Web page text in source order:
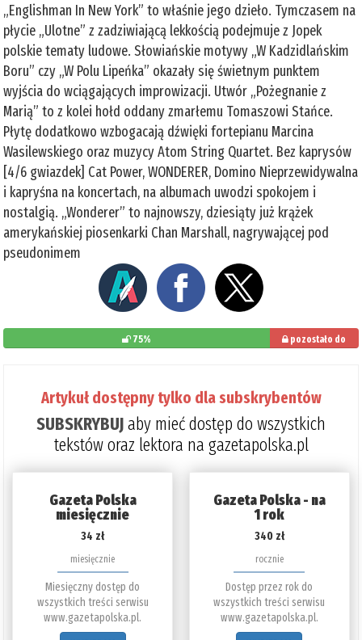
„Englishman In New York” to właśnie jego dzieło. Tymczasem na
płycie „Ulotne” z zadziwiającą lekkością podejmuje z Jopek
polskie tematy ludowe. Słowiańskie motywy „W Kadzidlańskim
Boru” czy „W Polu Lipeńka” okazały się świetnym punktem
wyjścia do wciągających improwizacji. Utwór „Pożegnanie z
Marią” to z kolei hołd oddany zmarłemu Tomaszowi Stańce.
Płytę dodatkowo wzbogacają dźwięki fortepianu Marcina
Wasilewskiego oraz muzycy Atom String Quartet. Bez kaprysów
[4/6 gwiazdek] Cat Power, WONDERER, Domino Nieprzewidywalna
i kapryśna na koncertach, na albumach uwodzi spokojem i
nostalgią. „Wonderer” to najnowszy, dziesiąty już krążek
amerykańskiej piosenkarki Chan Marshall, nagrywającej pod
pseudonimem
75%
pozostało do
Artykuł dostępny tylko dla subskrybentów
SUBSKRYBUJaby mieć dostęp do wszystkich
tekstów oraz lektora na gazetapolska.pl
Gazeta Polska
miesięcznie
34 zł
miesięcznie
Miesięczny dostęp do
wszystkich treści serwisu
www.gazetapolska.pl.
Gazeta Polska - na
1 rok
340 zł
rocznie
Dostęp przez rok do
wszystkich treści serwisu
www.gazetapolska.pl.